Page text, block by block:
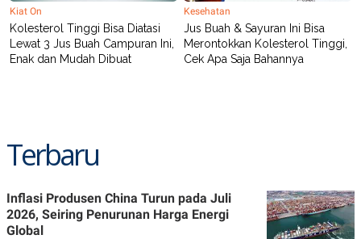
Kiat On
Kolesterol Tinggi Bisa Diatasi
Lewat 3 Jus Buah Campuran Ini,
Enak dan Mudah Dibuat
Kesehatan
Jus Buah & Sayuran Ini Bisa
Merontokkan Kolesterol Tinggi,
Cek Apa Saja Bahannya
Terbaru
Inflasi Produsen China Turun pada Juli
2026, Seiring Penurunan Harga Energi
Global